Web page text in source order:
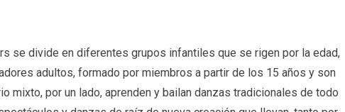
se divide en diferentes grupos infantiles que se rigen por la edad,
adultos, formado por miembros a partir de los 15 años y son
mixto, por un lado, aprenden y bailan danzas tradicionales de todo